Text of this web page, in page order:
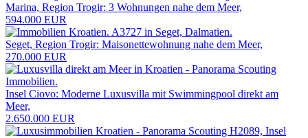
Marina, Region Trogir: 3 Wohnungen nahe dem Meer,
594.000 EUR
Seget, Region Trogir: Maisonettewohnung nahe dem Meer,
270.000 EUR
Insel Ciovo: Moderne Luxusvilla mit Swimmingpool direkt am
Meer,
2.650.000 EUR